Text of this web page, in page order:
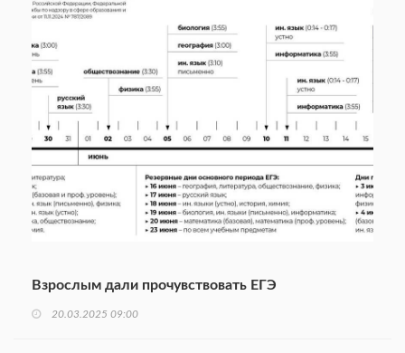
Взрослым дали прочувствовать ЕГЭ
20.03.2025 09:00